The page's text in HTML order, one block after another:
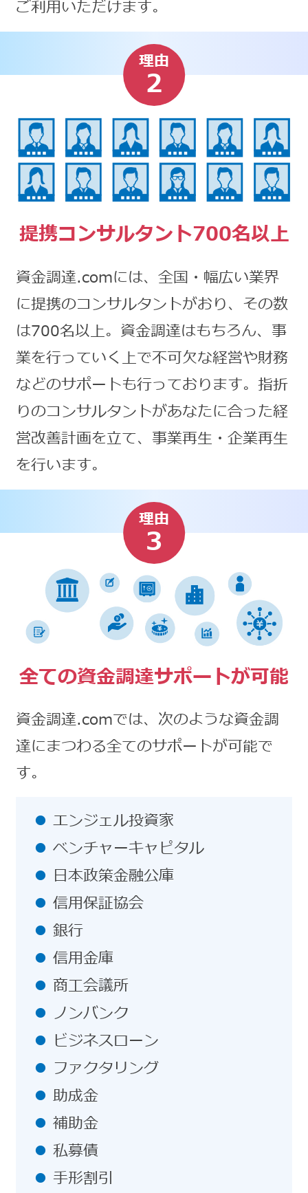
ご利用いただけます。
理由
2
提携コンサルタント700名以上
資金調達.comには、全国・幅広い業界
に提携のコンサルタントがおり、その数
は700名以上。資金調達はもちろん、事
業を行っていく上で不可欠な経営や財務
などのサポートも行っております。指折
りのコンサルタントがあなたに合った経
営改善計画を立て、事業再生・企業再生
を行います。
理由
3
全ての資金調達サポートが可能
資金調達.comでは、次のような資金調
達にまつわる全てのサポートが可能で
す。
エンジェル投資家
ベンチャーキャピタル
日本政策金融公庫
信用保証協会
銀行
信用金庫
商工会議所
ノンバンク
ビジネスローン
ファクタリング
助成金
補助金
私募債
手形割引